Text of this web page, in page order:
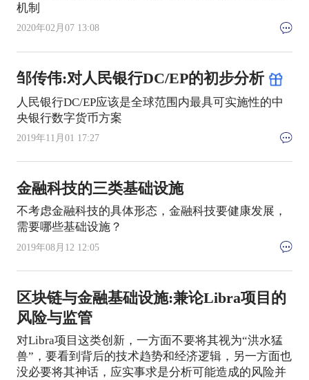
机制
2020年02月07 13:08
邹传伟:对人民银行DC/EP的初步分析
人民银行DC/EP应该是全球范围内最具可实施性的中
央银行数字货币方案
2019年11月01 17:27
金融科技的三类基础设施
不考虑金融科技的具体形态，金融科技要健康发展，
需要哪些基础设施？
2019年08月12 12:05
区块链与金融基础设施:兼论Libra项目的
风险与监管
对Libra项目这类创新，一方面不要将其视为“洪水猛
兽”，要看到背后的技术趋势和经济逻辑，另一方面也
没必要将其神话，应实事求是分析可能造成的风险并